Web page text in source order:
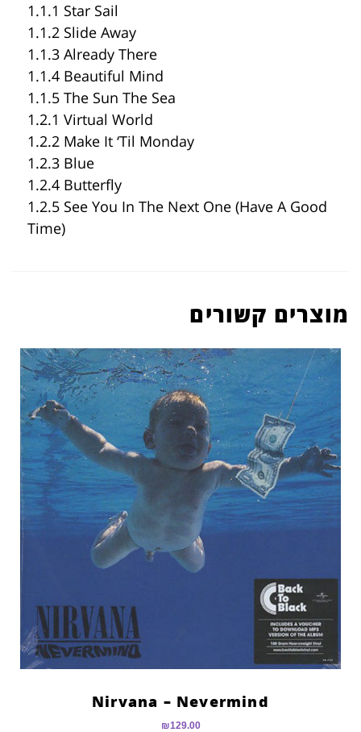
1.1.1 Star Sail
1.1.2 Slide Away
1.1.3 Already There
1.1.4 Beautiful Mind
1.1.5 The Sun The Sea
1.2.1 Virtual World
1.2.2 Make It ‘Til Monday
1.2.3 Blue
1.2.4 Butterfly
1.2.5 See You In The Next One (Have A Good
Time)
מוצרים קשורים
Nirvana – Nevermind
₪129.00